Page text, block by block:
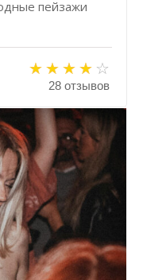
пейзажи
28 отзывов